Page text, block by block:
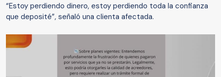
“Estoy perdiendo dinero, estoy perdiendo toda la confianza
que deposité”, señaló una clienta afectada.